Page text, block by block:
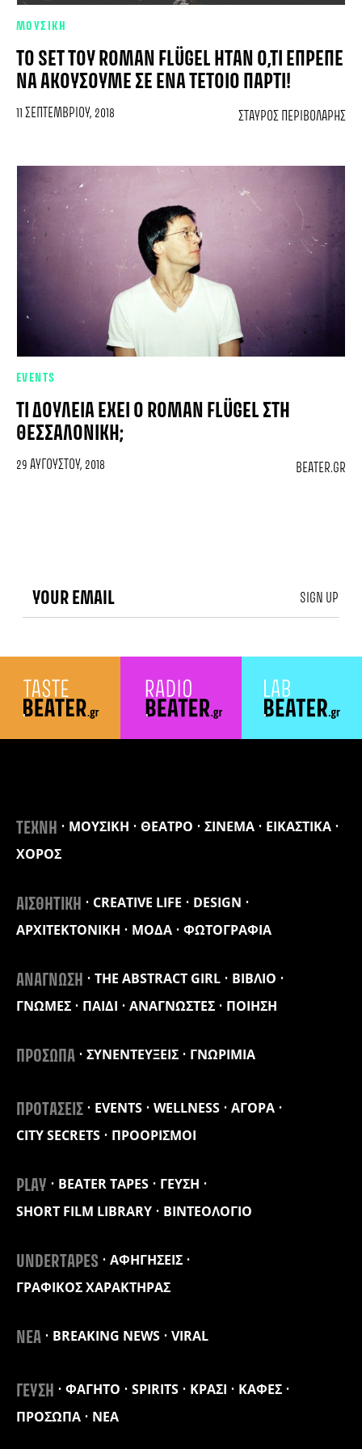
ΜΟΥΣΙΚΗ
ΤΟ SET ΤΟΥ ROMAN FLÜGEL ΉΤΑΝ Ό,ΤΙ ΈΠΡΕΠΕ
ΝΑ ΑΚΟΎΣΟΥΜΕ ΣΕ ΈΝΑ ΤΈΤΟΙΟ ΠΆΡΤΙ!
11 ΣΕΠΤΕΜΒΡΊΟΥ, 2018 ΣΤΑΎΡΟΣ ΠΕΡΙΒΟΛΆΡΗΣ
EVENTS
ΤΙ ΔΟΥΛΕΙΆ ΈΧΕΙ Ο ROMAN FLÜGEL ΣΤΗ
ΘΕΣΣΑΛΟΝΊΚΗ;
29 ΑΥΓΟΎΣΤΟΥ, 2018 BEATER.GR
ΤΕΧΝΗ ΜΟΥΣΙΚΗ ΘΕΑΤΡΟ ΣΙΝΕΜΑ
ΕΙΚΑΣΤΙΚΑ
ΧΟΡΟΣ
ΑΙΣΘΗΤΙΚΗ CREATIVE LIFE
DESIGN
ΑΡΧΙΤΕΚΤΟΝΙΚΗ
ΜΟΔΑ ΦΩΤΟΓΡΑΦΙΑ
ΑΝΑΓΝΩΣΗ THE ABSTRACT GIRL
ΒΙΒΛΙΟ
ΓΝΩΜΕΣ
ΠΑΙΔΙ ΑΝΑΓΝΩΣΤΕΣ ΠΟΙΗΣΗ
ΠΡΟΣΩΠΑ ΣΥΝΕΝΤΕΥΞΕΙΣ ΓΝΩΡΙΜΙΑ
ΠΡΟΤΑΣΕΙΣ EVENTS WELLNESS
ΑΓΟΡΑ
CITY SECRETS
ΠΡΟΟΡΙΣΜΟΙ
PLAY BEATER TAPES
ΓΕΥΣΗ
SHORT FILM LIBRARY
ΒΙΝΤΕΟΛΟΓΙΟ
UNDERTAPES
ΑΦΗΓΗΣΕΙΣ
ΓΡΑΦΙΚΟΣ ΧΑΡΑΚΤΗΡΑΣ
ΝΕΑ BREAKING NEWS VIRAL
ΓΕΥΣΗ ΦΑΓΗΤΟ SPIRITS ΚΡΑΣΙ
ΚΑΦΕΣ
ΠΡΟΣΩΠΑ
ΝΕΑ
SIGN UP